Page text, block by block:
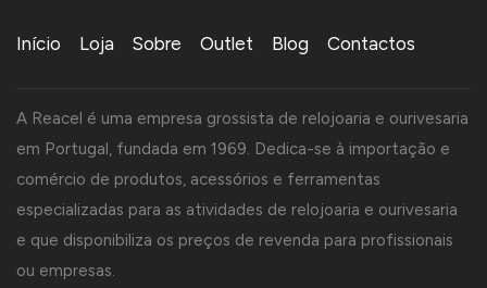
Início Loja Sobre Outlet Blog Contactos
A Reacel é uma empresa grossista de relojoaria e ourivesaria
em Portugal, fundada em 1969. Dedica-se à importação e
comércio de produtos, acessórios e ferramentas
especializadas para as atividades de relojoaria e ourivesaria
e que disponibiliza os preços de revenda para profissionais
ou empresas.